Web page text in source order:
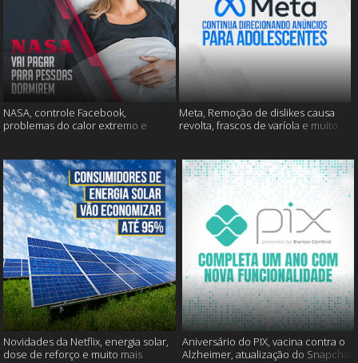
NASA, controle Facebook,
problemas do calor extremo e
Meta, Remoção de dislikes causa
revolta, frascos de varíola e muito
Novidades da Netflix, energia solar,
dose de reforço e muito mais
Aniversário do PIX, vacina contra o
Alzheimer, atualização do Snapchat